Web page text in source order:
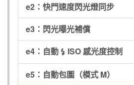
e2：快門速度閃光燈同步
e3：閃光曝光補償
e4：自動 c ISO 感光度控制
e5：自動包圍（模式 M）